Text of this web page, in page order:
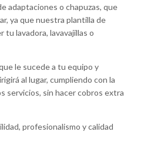
adaptaciones o chapuzas, que
ya que nuestra plantilla de
lavadora, lavavajillas o
le sucede a tu equipo y
al lugar, cumpliendo con la
servicios, sin hacer cobros extra
profesionalismo y calidad
Servicio Técnico Profesional
Este Servicio Técnico en Sevilla